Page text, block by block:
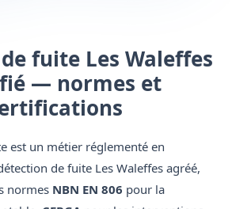
fuite Les Waleffes
— normes et
est un métier réglementé en
de fuite Les Waleffes agréé,
normes NBN EN 806 pour la